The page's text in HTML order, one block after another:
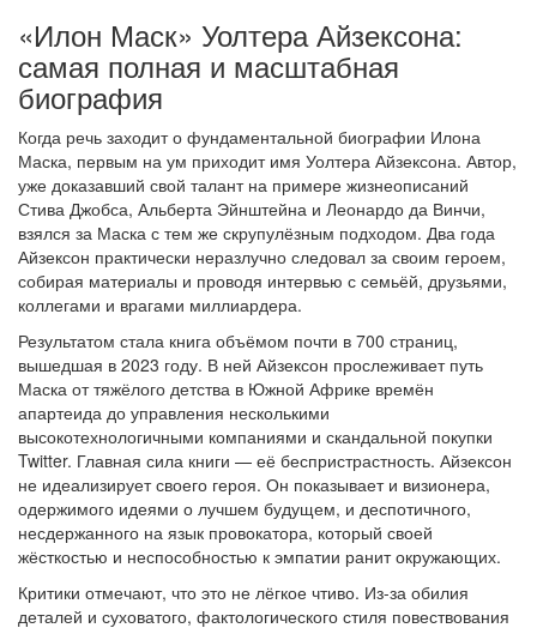
«Илон Маск» Уолтера Айзексона:
самая полная и масштабная
биография
Когда речь заходит о фундаментальной биографии Илона
Маска, первым на ум приходит имя Уолтера Айзексона. Автор,
уже доказавший свой талант на примере жизнеописаний
Стива Джобса, Альберта Эйнштейна и Леонардо да Винчи,
взялся за Маска с тем же скрупулёзным подходом. Два года
Айзексон практически неразлучно следовал за своим героем,
собирая материалы и проводя интервью с семьёй, друзьями,
коллегами и врагами миллиардера.
Результатом стала книга объёмом почти в 700 страниц,
вышедшая в 2023 году. В ней Айзексон прослеживает путь
Маска от тяжёлого детства в Южной Африке времён
апартеида до управления несколькими
высокотехнологичными компаниями и скандальной покупки
Twitter. Главная сила книги — её беспристрастность. Айзексон
не идеализирует своего героя. Он показывает и визионера,
одержимого идеями о лучшем будущем, и деспотичного,
несдержанного на язык провокатора, который своей
жёсткостью и неспособностью к эмпатии ранит окружающих.
Критики отмечают, что это не лёгкое чтиво. Из-за обилия
деталей и суховатого, фактологического стиля повествования